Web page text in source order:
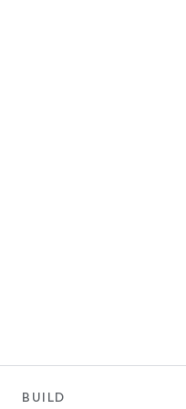
BUILD